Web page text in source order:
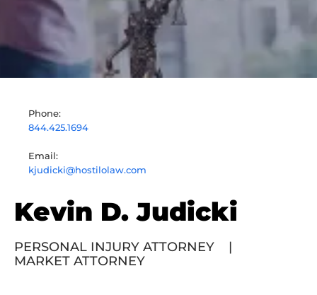
Phone:
844.425.1694
Email:
kjudicki@hostilolaw.com
Kevin D. Judicki
PERSONAL INJURY ATTORNEY
MARKET ATTORNEY
|